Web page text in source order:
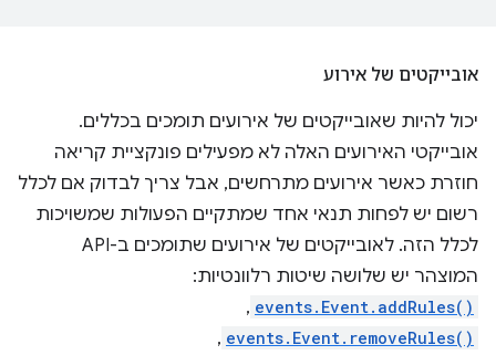
אובייקטים של אירוע
יכול להיות שאובייקטים של אירועים תומכים בכללים.
אובייקטי האירועים האלה לא מפעילים פונקציית קריאה
חוזרת כאשר אירועים מתרחשים, אבל צריך לבדוק אם לכלל
רשום יש לפחות תנאי אחד שמתקיים הפעולות שמשויכות
לכלל הזה. לאובייקטים של אירועים שתומכים ב-API
המוצהר יש שלושה שיטות רלוונטיות:
events.Event.addRules()
,
events.Event.removeRules()
,